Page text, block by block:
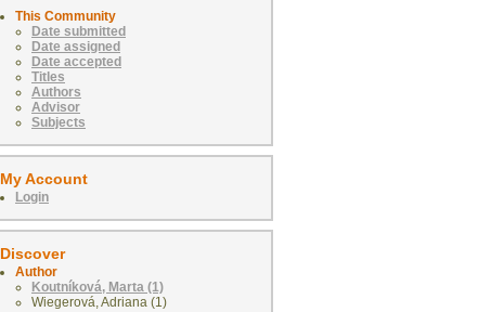
This Community
Date submitted
Date assigned
Date accepted
Titles
Authors
Advisor
Subjects
My Account
Login
Discover
Author
Koutníková, Marta (1)
Wiegerová, Adriana (1)